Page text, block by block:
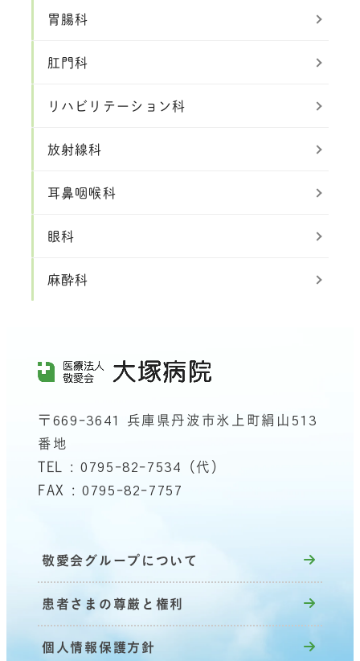
胃腸科
肛門科
リハビリテーション科
放射線科
耳鼻咽喉科
眼科
麻酔科
〒669-3641 兵庫県丹波市氷上町絹山513
番地
TEL : 0795-82-7534（代）
FAX : 0795-82-7757
敬愛会グループについて
患者さまの尊厳と権利
個人情報保護方針